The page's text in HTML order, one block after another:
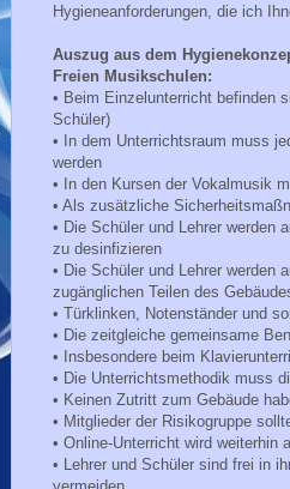
Hygieneanforderungen, die ich
Auszug aus dem
Freien Musikschulen:
• Beim Einzelunterricht befinden
Schüler)
• In dem Unterrichtsraum muss
werden
• In den Kursen der Vokalmusik
• Als zusätzliche
• Die Schüler und Lehrer werden
zu desinfizieren
• Die Schüler und Lehrer werden
zugänglichen Teilen des
• Türklinken, Notenständer und
• Die zeitgleiche gemeinsame
• Insbesondere beim
• Die Unterrichtsmethodik muss
• Keinen Zutritt zum Gebäude
• Mitglieder der Risikogruppe
• Online-Unterricht wird weiterhin
• Lehrer und Schüler sind frei in